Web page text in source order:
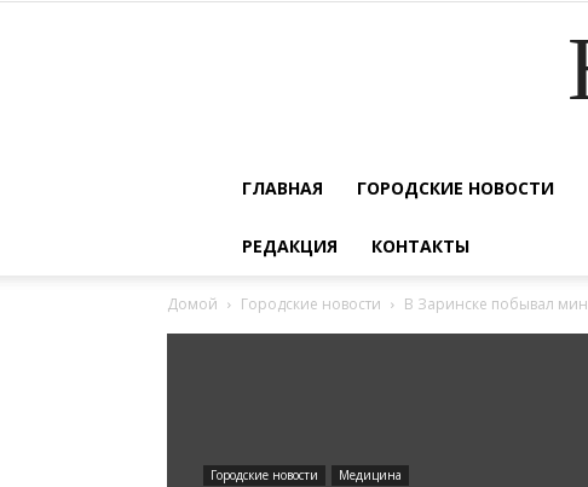
ГЛАВНАЯ ГОРОДСКИЕ НОВОСТИ
РЕДАКЦИЯ КОНТАКТЫ
Домой Городские новости В Заринске побывал
Городские новости Медицина